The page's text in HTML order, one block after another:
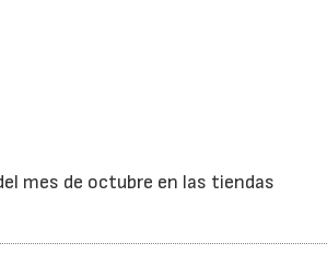
mes de octubre en las tiendas